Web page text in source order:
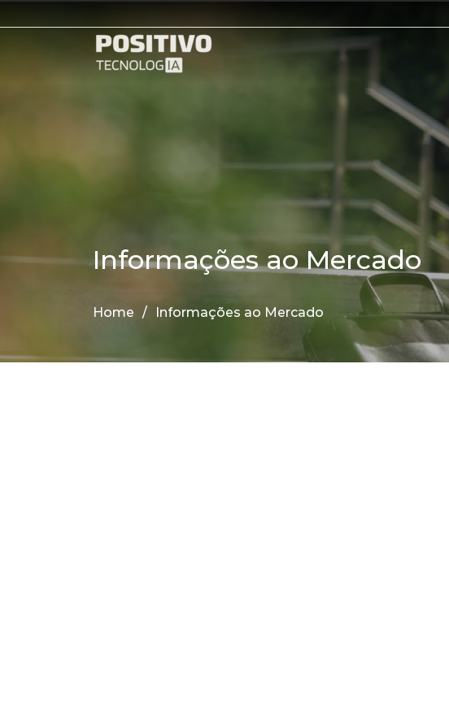
Informações ao Mercado
Home / Informações ao Mercado